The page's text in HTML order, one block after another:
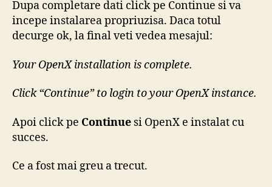
Dupa completare dati click pe Continue si va
incepe instalarea propriuzisa. Daca totul
decurge ok, la final veti vedea mesajul:
Your OpenX installation is complete.
Click “Continue” to login to your OpenX instance.
Apoi click pe Continue si OpenX e instalat cu
succes.
Ce a fost mai greu a trecut.